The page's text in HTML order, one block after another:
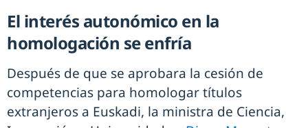
El interés autonómico en la
homologación se enfría
Después de que se aprobara la cesión de
competencias para homologar títulos
extranjeros a Euskadi, la ministra de Ciencia,